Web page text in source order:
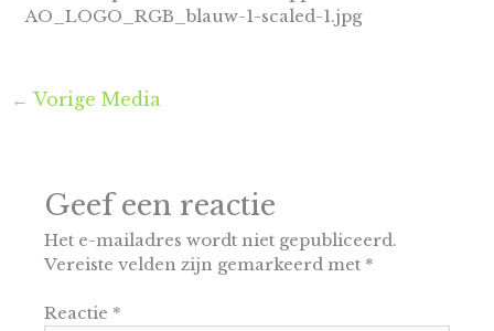
AO_LOGO_RGB_blauw-1-scaled-1.jpg
← Vorige Media
Geef een reactie
Het e-mailadres wordt niet gepubliceerd.
Vereiste velden zijn gemarkeerd met *
Reactie *